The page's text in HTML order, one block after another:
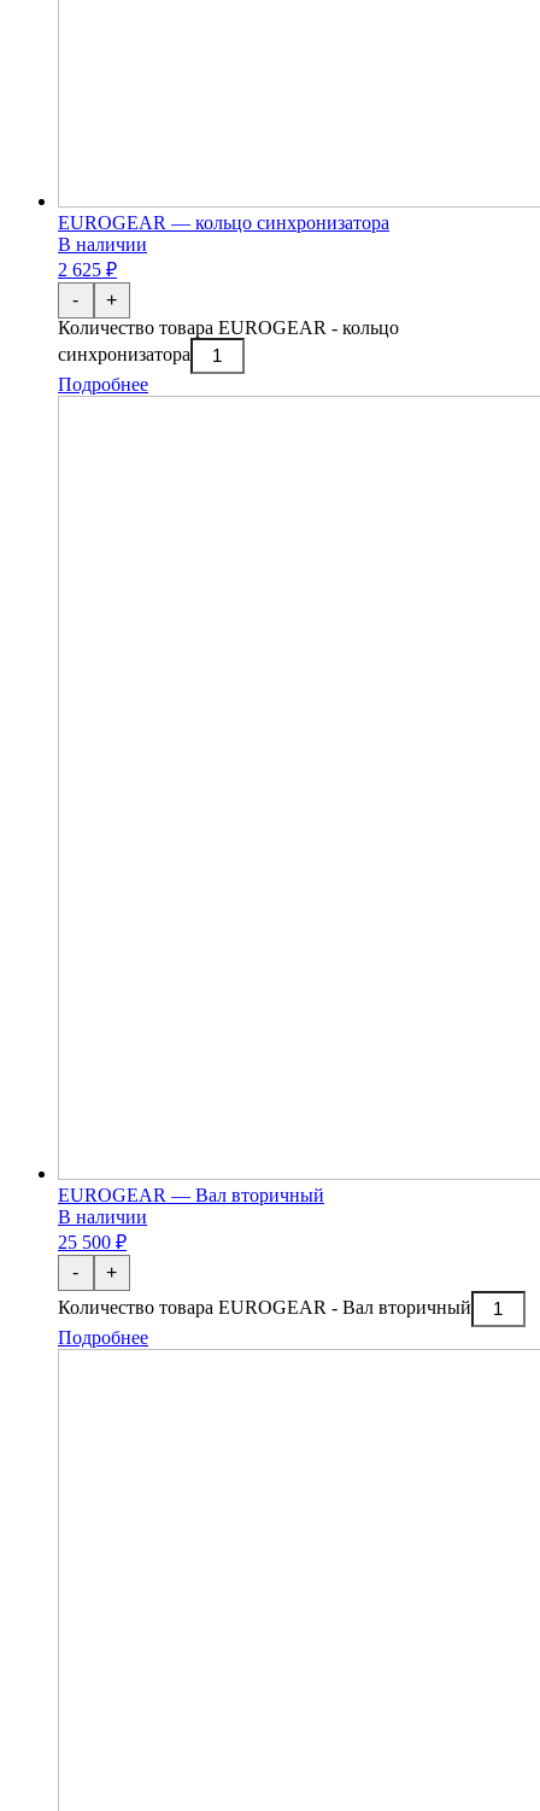
EUROGEAR — кольцо синхронизатора
В наличии
2 625 ₽
-
Количество товара EUROGEAR - кольцо
синхронизатора
+
Подробнее
EUROGEAR — Вал вторичный
В наличии
25 500 ₽
-
Количество товара EUROGEAR - Вал вторичный
+
Подробнее